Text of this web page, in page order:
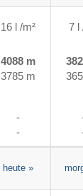
16 l /m² 7 l
4088 m
3785 m
-
-
heute »